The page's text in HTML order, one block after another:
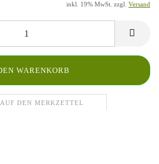
inkl. 19% MwSt. zzgl. Versand
AUF DEN MERKZETTEL